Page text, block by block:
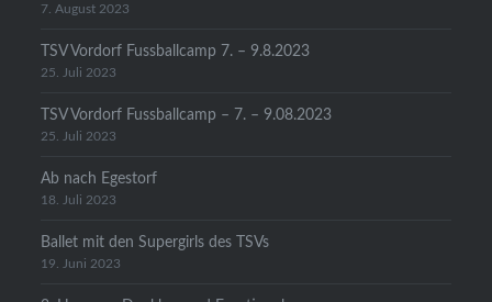
7. August 2023
TSV Vordorf Fussballcamp 7. – 9.8.2023
25. Juli 2023
TSV Vordorf Fussballcamp – 7. – 9.08.2023
25. Juli 2023
Ab nach Egestorf
18. Juli 2023
Ballet mit den Supergirls des TSVs
19. Juni 2023